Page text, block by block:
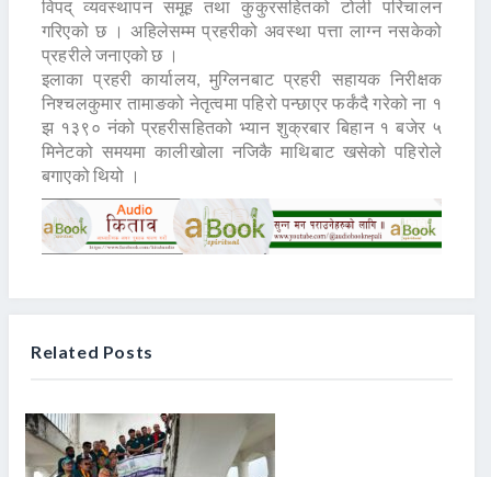
विपद् व्यवस्थापन समूह तथा कुकुरसहितको टोली परिचालन
गरिएको छ । अहिलेसम्म प्रहरीको अवस्था पत्ता लाग्न नसकेको
प्रहरीले जनाएको छ ।
इलाका प्रहरी कार्यालय, मुग्लिनबाट प्रहरी सहायक निरीक्षक
निश्चलकुमार तामाङको नेतृत्वमा पहिरो पन्छाएर फर्कंदै गरेको ना १
झ १३९० नंको प्रहरीसहितको भ्यान शुक्रबार बिहान १ बजेर ५
मिनेटको समयमा कालीखोला नजिकै माथिबाट खसेको पहिरोले
बगाएको थियो ।
Related Posts